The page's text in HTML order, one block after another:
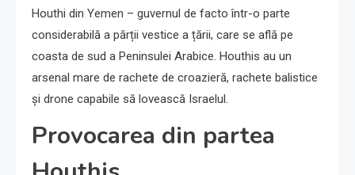
Houthi din Yemen – guvernul de facto într-o parte
considerabilă a părții vestice a țării, care se află pe
coasta de sud a Peninsulei Arabice. Houthis au un
arsenal mare de rachete de croazieră, rachete balistice
și drone capabile să lovească Israelul.
Provocarea din partea